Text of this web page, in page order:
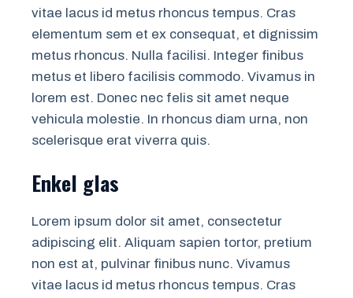
vitae lacus id metus rhoncus tempus. Cras
elementum sem et ex consequat, et dignissim
metus rhoncus. Nulla facilisi. Integer finibus
metus et libero facilisis commodo. Vivamus in
lorem est. Donec nec felis sit amet neque
vehicula molestie. In rhoncus diam urna, non
scelerisque erat viverra quis.
Enkel glas
Lorem ipsum dolor sit amet, consectetur
adipiscing elit. Aliquam sapien tortor, pretium
non est at, pulvinar finibus nunc. Vivamus
vitae lacus id metus rhoncus tempus. Cras